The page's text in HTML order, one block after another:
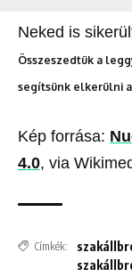
Neked is
Összeszedtük a
segítsünk elkerülni
Kép forrása:
4.0, via
Címkék: